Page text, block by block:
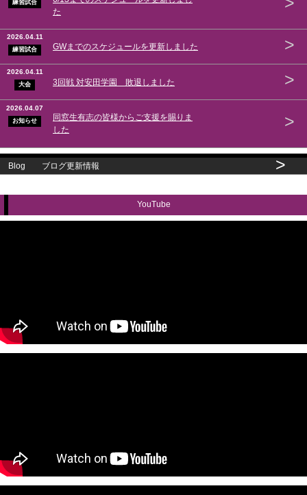
練習試合
た
2026.04.11
練習試合 GWまでのスケジュールを更新しました >
2026.04.11
大会 3回戦 対安田学園 敗退しました >
2026.04.07
お知らせ
同窓生有志の皆様からご支援を賜りま
した
>
Blog ブログ更新情報 >
YouTube